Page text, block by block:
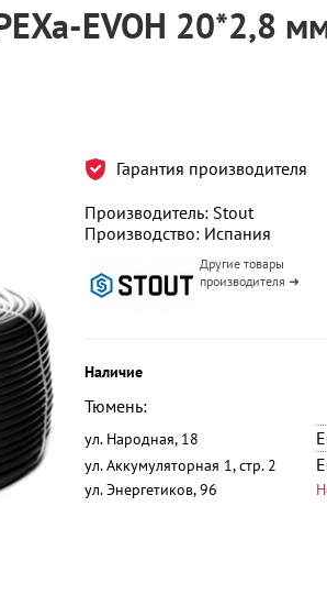
EVOH 20*2,8
Гарантия производителя
Производитель: Stout
Производство: Испания
Другие товары
производителя ➜
Наличие
Тюмень:
ул. Народная, 18
ул. Аккумуляторная 1, стр. 2
ул. Энергетиков, 96